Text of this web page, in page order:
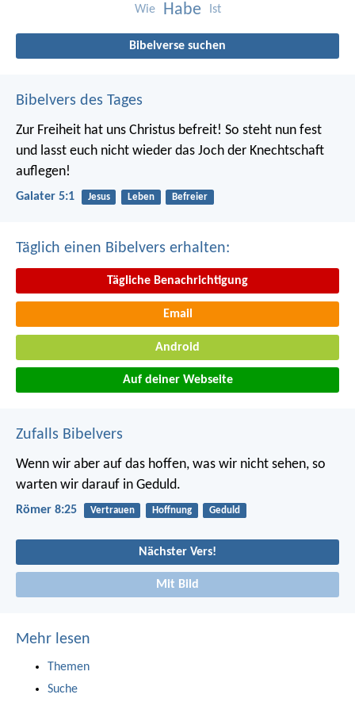
Wie Habe Ist
Bibelverse suchen
Bibelvers des Tages
Zur Freiheit hat uns Christus befreit! So steht nun fest
und lasst euch nicht wieder das Joch der Knechtschaft
auflegen!
Galater 5:1 Jesus Leben Befreier
Täglich einen Bibelvers erhalten:
Tägliche Benachrichtigung
Email
Android
Auf deiner Webseite
Zufalls Bibelvers
Wenn wir aber auf das hoffen, was wir nicht sehen, so
warten wir darauf in Geduld.
Römer 8:25 Vertrauen Hoffnung Geduld
Nächster Vers!
Mit Bild
Mehr lesen
Themen
Suche